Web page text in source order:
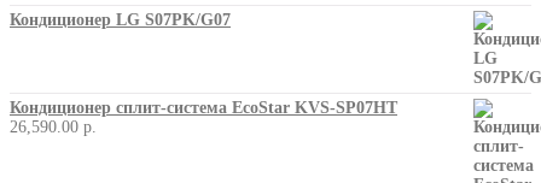
Кондиционер LG S07PK/G07
Кондиционер сплит-система EcoStar KVS-SP07HT
26,590.00 р.